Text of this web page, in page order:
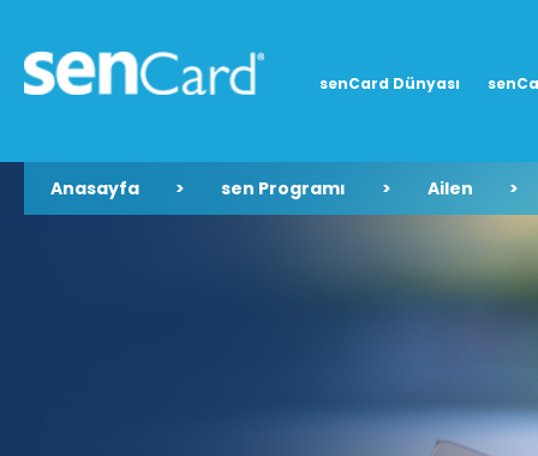
senCard Dünyası
Anasayfa > sen Programı > Ailen >